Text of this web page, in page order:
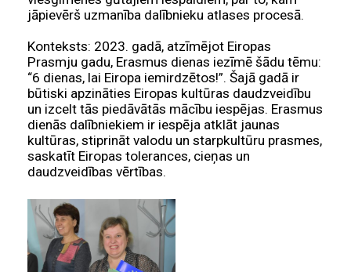
jāpievērš uzmanība dalībnieku atlases procesā.
Konteksts: 2023. gadā, atzīmējot Eiropas
Prasmju gadu, Erasmus dienas iezīmē šādu tēmu:
“6 dienas, lai Eiropa iemirdzētos!”. Šajā gadā ir
būtiski apzināties Eiropas kultūras daudzveidību
un izcelt tās piedāvātās mācību iespējas. Erasmus
dienās dalībniekiem ir iespēja atklāt jaunas
kultūras, stiprināt valodu un starpkultūru prasmes,
saskatīt Eiropas tolerances, cieņas un
daudzveidības vērtības.